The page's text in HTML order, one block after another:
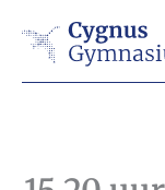
naar